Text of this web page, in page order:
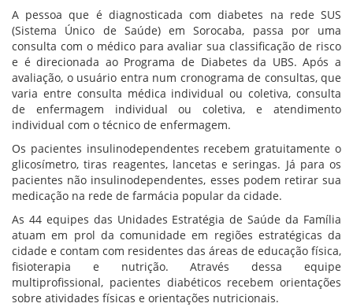
A pessoa que é diagnosticada com diabetes na rede SUS
(Sistema Único de Saúde) em Sorocaba, passa por uma
consulta com o médico para avaliar sua classificação de risco
e é direcionada ao Programa de Diabetes da UBS. Após a
avaliação, o usuário entra num cronograma de consultas, que
varia entre consulta médica individual ou coletiva, consulta
de enfermagem individual ou coletiva, e atendimento
individual com o técnico de enfermagem.
Os pacientes insulinodependentes recebem gratuitamente o
glicosímetro, tiras reagentes, lancetas e seringas. Já para os
pacientes não insulinodependentes, esses podem retirar sua
medicação na rede de farmácia popular da cidade.
As 44 equipes das Unidades Estratégia de Saúde da Família
atuam em prol da comunidade em regiões estratégicas da
cidade e contam com residentes das áreas de educação física,
fisioterapia e nutrição. Através dessa equipe
multiprofissional, pacientes diabéticos recebem orientações
sobre atividades físicas e orientações nutricionais.